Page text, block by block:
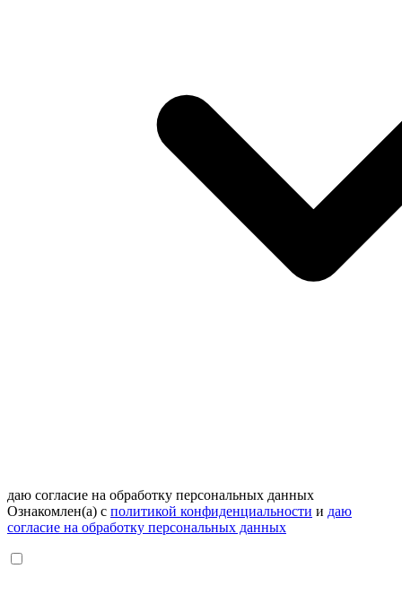
даю согласие на обработку персональных данных
Ознакомлен(а) с политикой конфиденциальности и даю
согласие на обработку персональных данных